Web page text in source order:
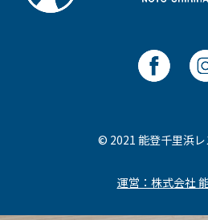
© 2021 能登千里浜レ
運営：株式会社